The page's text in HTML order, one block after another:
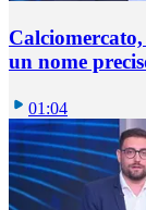
un nome
01:04